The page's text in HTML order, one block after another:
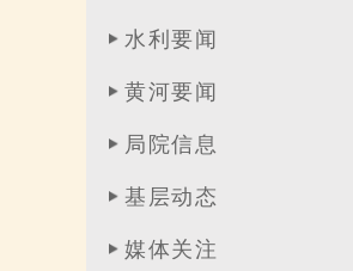
水利要闻
黄河要闻
局院信息
基层动态
媒体关注